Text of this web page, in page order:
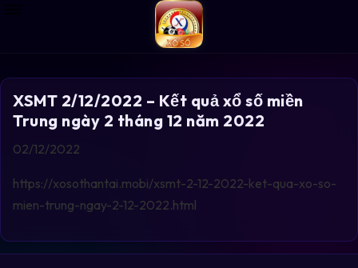
XSMT 2/12/2022 – Kết quả xổ số miền
Trung ngày 2 tháng 12 năm 2022
02/12/2022
https://xosothantai.mobi/xsmt-2-12-2022-ket-qua-xo-so-
mien-trung-ngay-2-12-2022.html